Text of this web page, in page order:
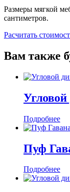
Размеры мягкой
сантиметров.
Расчитать
Вам также
Подробнее
Пуф
Подробнее